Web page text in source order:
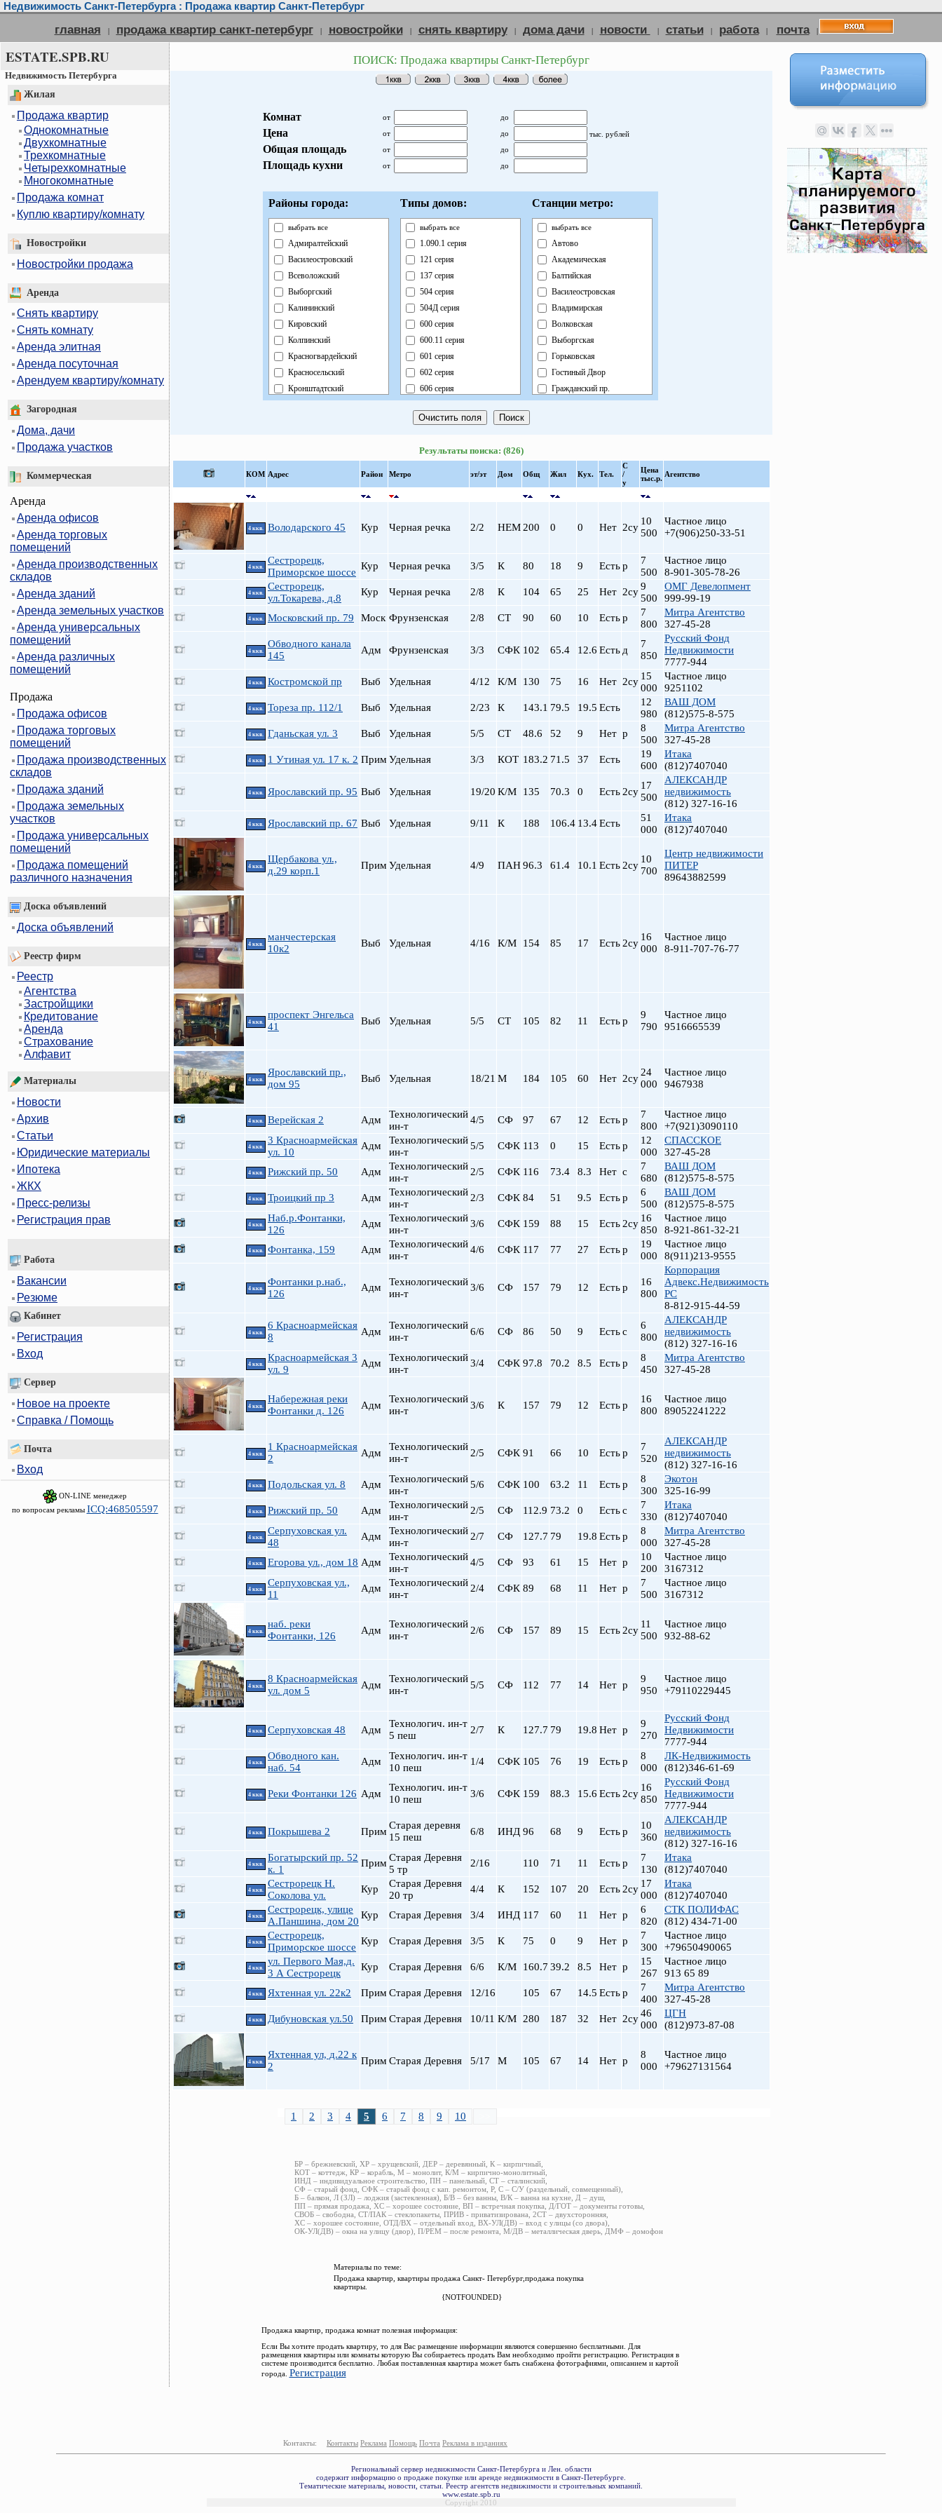
Недвижимость Санкт-Петербурга : Продажа квартир Санкт-Петербург
главная | продажа квартир санкт-петербург | новостройки | снять квартиру | дома дачи | новости | статьи | работа | почта |
ESTATE.SPB.RU
Недвижимость Петербурга
Жилая
Продажа квартир
Однокомнатные
Двухкомнатные
Трехкомнатные
Четырехкомнатные
Многокомнатные
Продажа комнат
Куплю квартиру/комнату
Новостройки
Новостройки продажа
Аренда
Снять квартиру
Снять комнату
Аренда элитная
Аренда посуточная
Арендуем квартиру/комнату
Загородная
Дома, дачи
Продажа участков
Коммерческая
Аренда
Аренда офисов
Аренда торговых
помещений
Аренда производственных
складов
Аренда зданий
Аренда земельных участков
Аренда универсальных
помещений
Аренда различных
помещений
Продажа
Продажа офисов
Продажа торговых
помещений
Продажа производственных
складов
Продажа зданий
Продажа земельных
участков
Продажа универсальных
помещений
Продажа помещений
различного назначения
Доска объявлений
Доска объявлений
Реестр фирм
Реестр
Агентства
Застройщики
Кредитование
Аренда
Страхование
Алфавит
Материалы
Новости
Архив
Статьи
Юридические материалы
Ипотека
ЖКХ
Пресс-релизы
Регистрация прав
Работа
Вакансии
Резюме
Кабинет
Регистрация
Вход
Сервер
Новое на проекте
Справка / Помощь
Почта
Вход
ON-LINE менеджер
по вопросам рекламы ICQ:468505597
ПОИСК: Продажа квартиры Санкт-Петербург
Комнат от до
Цена от до тыс. рублей
Общая площадь от до
Площадь кухни от до
Районы города:
выбрать все
Адмиралтейский
Василеостровский
Всеволожский
Выборгский
Калининский
Кировский
Колпинский
Красногвардейский
Красносельский
Кронштадтский
Петроградский
Пушкинский
Центральный
Типы домов:
выбрать все
1.090.1 серия
121 серия
137 серия
504 серия
504Д серия
600 серия
600.11 серия
601 серия
602 серия
606 серия
Брежневка
Индивидуальный
Кирпично-Монолитный
Кирпичный
Монолит
Новый Блочный
Реконструкция
Ст.Фонд Кап.Рем.
Старый фонд (СФ)
Станции метро:
выбрать все
Автово
Академическая
Балтийская
Василеостровская
Владимирская
Волковская
Выборгская
Горьковская
Гостиный Двор
Гражданский пр.
Звенигородская
Кировский завод
Купчино
Ленинский пр.
Лиговский пр.
Ломоносовская
Московская
Нарвская
Новочеркасская
Озерки
Парнас
Пионерская
Рыбацкое
Старая Деревня
Удельная
Фрунзенская
Чкаловская
Результаты поиска: (826)
КOМ Адрес Район Метро эт/эт Дом Общ Жил Кух. Тел.
С
/
у
Цена
тыс.р. Агентство
4 ккв. Володарского 45 Кур Черная речка 2/2 НЕМ 200 0 0 Нет 2су
10
500
Частное лицо
+7(906)250-33-51
4 ккв.
Сестрорецк,
Приморское шоссе
Кур Черная речка 3/5 К 80 18 9 Естьр
7
500
Частное лицо
8-901-305-78-26
4 ккв.
Сестрорецк,
ул.Токарева, д.8
Кур Черная речка 2/8 К 104 65 25 Нет 2су9
500
ОМГ Девелопмент
999-99-19
4 ккв. Московский пр. 79 Моск Фрунзенская 2/8 СТ 90 60 10 Естьр
7
800
Митра Агентство
327-45-28
4 ккв.
Обводного канала
145
Адм Фрунзенская 3/3 СФК 102 65.4 12.6 Есть д
7
850
Русский Фонд
Недвижимости
7777-944
4 ккв. Костромской пр Выб Удельная 4/12 К/М 130 75 16 Нет 2су 15
000
Частное лицо
9251102
4 ккв. Тореза пр. 112/1 Выб Удельная 2/23 К 143.1 79.5 19.5 Есть
12
980
ВАШ ДОМ
(812)575-8-575
4 ккв. Гданьская ул. 3 Выб Удельная 5/5 СТ 48.6 52 9 Нет р
8
500
Митра Агентство
327-45-28
4 ккв. 1 Утиная ул. 17 к. 2 Прим Удельная 3/3 КОТ 183.2 71.5 37 Есть
19
600
Итака
(812)7407040
4 ккв. Ярославский пр. 95 Выб Удельная 19/20 К/М 135 70.3 0 Есть 2су
17
500
АЛЕКСАНДР
недвижимость
(812) 327-16-16
4 ккв. Ярославский пр. 67 Выб Удельная 9/11 К 188 106.4 13.4Есть
51
000
Итака
(812)7407040
4 ккв.
Щербакова ул.,
д.29 корп.1
Прим Удельная 4/9 ПАН96.3 61.4 10.1 Есть 2су
10
700
Центр недвижимости
ПИТЕР
89643882599
4 ккв.
манчестерская
10к2
Выб Удельная 4/16 К/М 154 85 17 Есть 2су
16
000
Частное лицо
8-911-707-76-77
4 ккв.
проспект Энгельса
41
Выб Удельная 5/5 СТ 105 82 11 Естьр
9
790
Частное лицо
9516665539
4 ккв.
Ярославский пр.,
дом 95
Выб Удельная 18/21 М 184 105 60 Нет 2су
24
000
Частное лицо
9467938
4 ккв. Верейская 2 Адм
Технологический
ин-т
4/5 СФ 97 67 12 Естьр
7
800
Частное лицо
+7(921)3090110
4 ккв.
3 Красноармейская
ул. 10
Адм
Технологический
ин-т
5/5 СФК 113 0 15 Естьр
12
000
СПАССКОЕ
327-45-28
4 ккв. Рижский пр. 50 Адм
Технологический
ин-т
2/5 СФК 116 73.4 8.3 Нет с
7
680
ВАШ ДОМ
(812)575-8-575
4 ккв. Троицкий пр 3 Адм
Технологический
ин-т
2/3 СФК 84 51 9.5 Естьр
6
500
ВАШ ДОМ
(812)575-8-575
4 ккв.
Наб.р.Фонтанки,
126
Адм
Технологический
ин-т
3/6 СФК 159 88 15 Есть 2су 16
850
Частное лицо
8-921-861-32-21
4 ккв. Фонтанка, 159 Адм
Технологический
ин-т
4/6 СФК 117 77 27 Естьр
19
000
Частное лицо
8(911)213-9555
4 ккв.
Фонтанки р.наб.,
126
Адм
Технологический
ин-т
3/6 СФ 157 79 12 Естьр
16
800
Корпорация
Адвекс.Недвижимость
РС
8-812-915-44-59
4 ккв.
6 Красноармейская
8
Адм
Технологический
ин-т
6/6 СФ 86 50 9 Естьс
6
800
АЛЕКСАНДР
недвижимость
(812) 327-16-16
4 ккв.
Красноармейская 3
ул. 9
Адм
Технологический
ин-т
3/4 СФК 97.8 70.2 8.5 Естьр
8
450
Митра Агентство
327-45-28
4 ккв.
Набережная реки
Фонтанки д. 126
Адм
Технологический
ин-т
3/6 К 157 79 12 Естьр
16
800
Частное лицо
89052241222
4 ккв.
1 Красноармейская
2
Адм
Технологический
ин-т
2/5 СФК 91 66 10 Естьр
7
520
АЛЕКСАНДР
недвижимость
(812) 327-16-16
4 ккв. Подольская ул. 8 Адм
Технологический
ин-т
5/6 СФК 100 63.2 11 Естьр
8
300
Экотон
325-16-99
4 ккв. Рижский пр. 50 Адм
Технологический
ин-т
2/5 СФ 112.9 73.2 0 Естьс
7
330
Итака
(812)7407040
4 ккв.
Серпуховская ул.
48
Адм
Технологический
ин-т
2/7 СФ 127.7 79 19.8 Естьр
8
000
Митра Агентство
327-45-28
4 ккв. Егорова ул., дом 18 Адм
Технологический
ин-т
4/5 СФ 93 61 15 Нет р
10
200
Частное лицо
3167312
4 ккв.
Серпуховская ул.,
11
Адм
Технологический
ин-т
2/4 СФК 89 68 11 Нет р
7
500
Частное лицо
3167312
4 ккв.
наб. реки
Фонтанки, 126
Адм
Технологический
ин-т
2/6 СФ 157 89 15 Есть 2су
11
500
Частное лицо
932-88-62
4 ккв.
8 Красноармейская
ул. дом 5
Адм
Технологический
ин-т
5/5 СФ 112 77 14 Нет р
9
950
Частное лицо
+79110229445
4 ккв. Серпуховская 48 Адм
Технологич. ин-т
5 пеш
2/7 К 127.7 79 19.8 Нет р
9
270
Русский Фонд
Недвижимости
7777-944
4 ккв.
Обводного кан.
наб. 54
Адм
Технологич. ин-т
10 пеш
1/4 СФК 105 76 19 Естьр
8
000
ЛК-Недвижимость
(812)346-61-69
4 ккв. Реки Фонтанки 126 Адм
Технологич. ин-т
10 пеш
3/6 СФК 159 88.3 15.6 Есть 2су
16
850
Русский Фонд
Недвижимости
7777-944
4 ккв. Покрышева 2 Прим
Старая деревня
15 пеш
6/8 ИНД 96 68 9 Естьр
10
360
АЛЕКСАНДР
недвижимость
(812) 327-16-16
4 ккв.
Богатырский пр. 52
к. 1
Прим Старая Деревня
5 тр
2/16 110 71 11 Естьр
7
130
Итака
(812)7407040
4 ккв.
Сестрорецк Н.
Соколова ул.
Кур
Старая Деревня
20 тр
4/4 К 152 107 20 Есть 2су 17
000
Итака
(812)7407040
4 ккв.
Сестрорецк, улице
А.Паншина, дом 20
Кур Старая Деревня 3/4 ИНД 117 60 11 Нет р
6
820
СТК ПОЛИФАС
(812) 434-71-00
4 ккв.
Сестрорецк,
Приморское шоссе
Кур Старая Деревня 3/5 К 75 0 9 Нет р
7
300
Частное лицо
+79650490065
4 ккв.
ул. Первого Мая,д.
3 А Сестрорецк
Кур Старая Деревня 6/6 К/М 160.7 39.2 8.5 Нет р
15
267
Частное лицо
913 65 89
4 ккв. Яхтенная ул. 22к2 Прим Старая Деревня 12/16 105 67 14.5 Естьр
7
400
Митра Агентство
327-45-28
4 ккв. Дибуновская ул.50 Прим Старая Деревня 10/11 К/М 280 187 32 Нет 2су46
000
ЦГН
(812)973-87-08
4 ккв.
Яхтенная ул, д.22 к
2
Прим Старая Деревня 5/17 М 105 67 14 Нет р
8
000
Частное лицо
+79627131564
1 2 3 4 5 6 7 8 9 10
БР – брежневский, ХР – хрущевский, ДЕР – деревянный, К – кирпичный,
КОТ – коттедж, КР – корабль, М – монолит, К/М – кирпично-монолитный,
ИНД – индивидуальное строительство, ПН – панельный, СТ – сталинский,
СФ – старый фонд, СФК – старый фонд с кап. ремонтом, Р, С – С/У (раздельный, совмещенный),
Б – балкон, Л (ЗЛ) – лоджия (застекленная), Б/В – без ванны, В/К – ванна на кухне, Д – душ,
ПП – прямая продажа, ХС – хорошее состояние, ВП – встречная покупка, Д/ГОТ – документы готовы,
СВОБ – свободна, СТ/ПАК – стеклопакеты, ПРИВ - приватизирована, 2СТ – двухсторонняя,
ХС – хорошее состояние, ОТД/ВХ – отдельный вход, ВХ-УЛ(ДВ) – вход с улицы (со двора),
ОК-УЛ(ДВ) – окна на улицу (двор), П/РЕМ – после ремонта, М/ДВ – металлическая дверь, ДМФ – домофон
Материалы по теме:
Продажа квартир, квартиры продажа Санкт- Петербург,продажа покупка
квартиры.
{NOTFOUNDED}
Продажа квартир, продажа комнат полезная информация:
Если Вы хотите продать квартиру, то для Вас размещение информации являются совершенно бесплатными. Для
размещения квартиры или комнаты которую Вы собираетесь продать Вам необходимо пройти регистрацию. Регистрация в
системе производится бесплатно. Любая поставленная квартира может быть снабжена фотографиями, описанием и картой
города. Регистрация
Контакты: Контакты Реклама Помощь Почта Реклама в изданиях
Региональный сервер недвижимости Санкт-Петербурга и Лен. области
содержит информацию о продаже покупке или аренде недвижимости в Санкт-Петербурге.
Тематические материалы, новости, статьи. Реестр агентств недвижимости и строительных компаний.
www.estate.spb.ru
Copyright 2010